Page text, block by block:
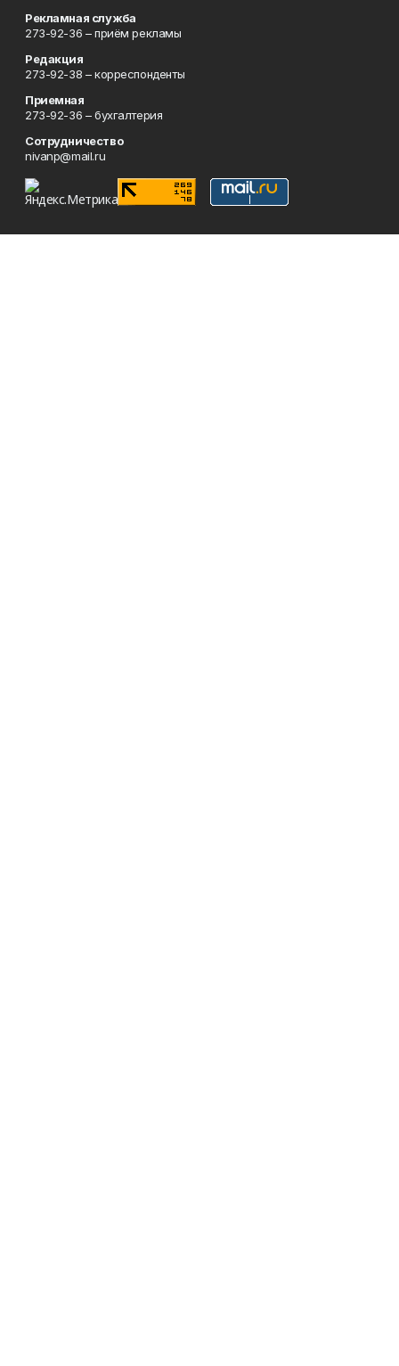
Рекламная служба
273-92-36 – приём рекламы
Редакция
273-92-38 – корреспонденты
Приемная
273-92-36 – бухгалтерия
Сотрудничество
nivanp@mail.ru